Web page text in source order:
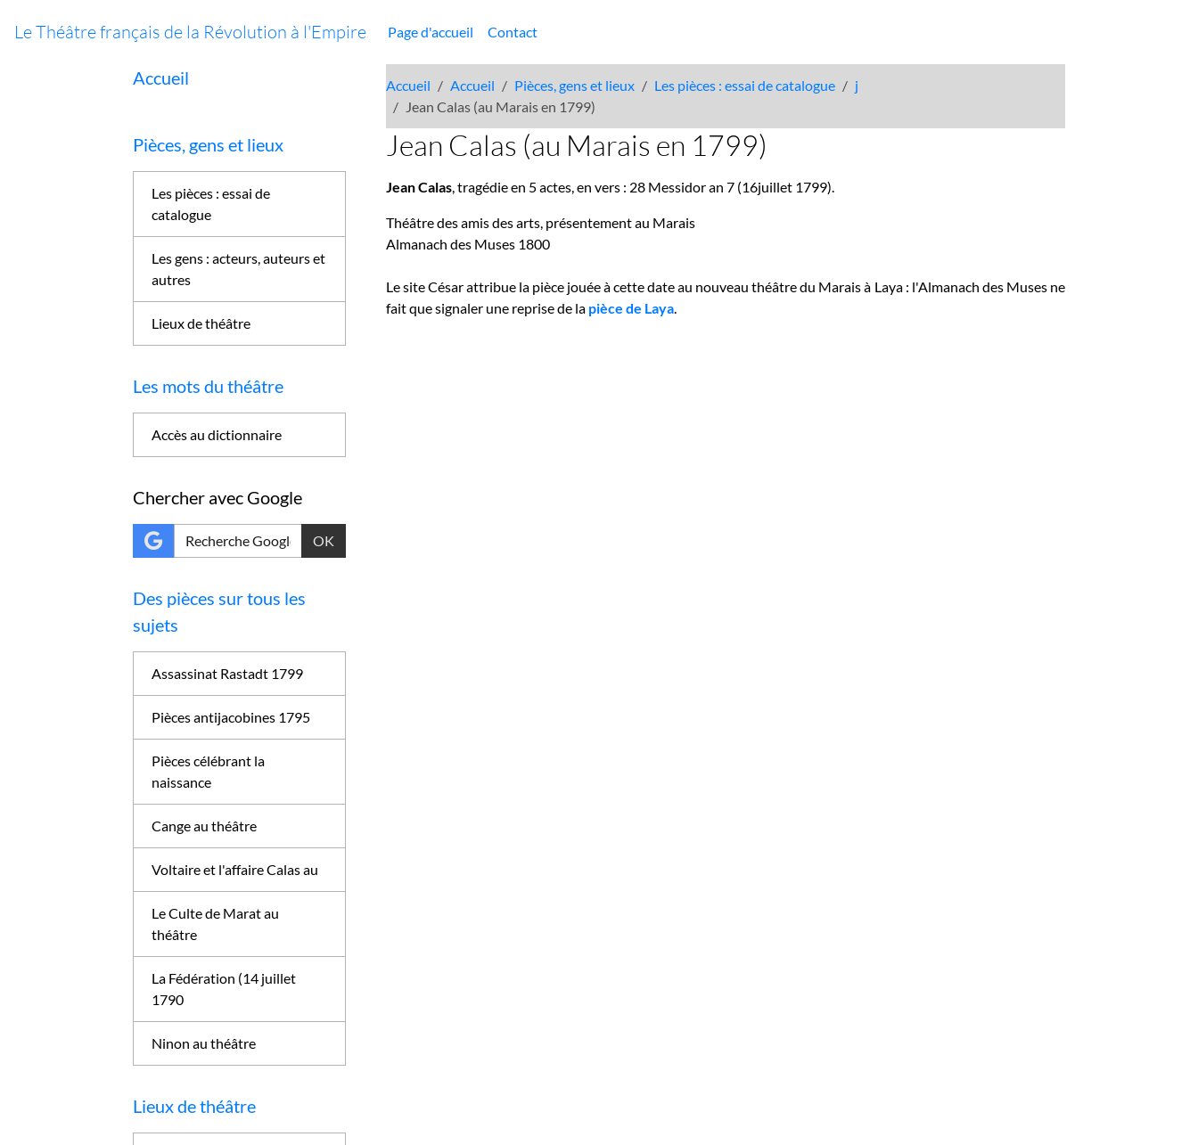
Le Théâtre français de la Révolution à l'Empire Page d'accueil Contact
Accueil Accueil Pièces, gens et lieux Les pièces : essai de catalogue
j
Jean Calas (au Marais en 1799)
Jean Calas (au Marais en 1799)
Jean Calas, tragédie en 5 actes, en vers : 28 Messidor an 7 (16juillet 1799).
Théâtre des amis des arts, présentement au Marais
Almanach des Muses 1800
Le site César attribue la pièce jouée à cette date au nouveau théâtre du Marais à Laya : l'Almanach des Muses ne
fait que signaler une reprise de la pièce de Laya.
Accueil
Pièces, gens et lieux
Les pièces : essai de
catalogue
Les gens : acteurs, auteurs et
autres
Lieux de théâtre
Les mots du théâtre
Accès au dictionnaire
Chercher avec Google
OK
Des pièces sur tous les
sujets
Assassinat Rastadt 1799
Pièces antijacobines 1795
Pièces célébrant la
naissance
Cange au théâtre
Voltaire et l'affaire Calas au
Le Culte de Marat au
théâtre
La Fédération (14 juillet
1790
Ninon au théâtre
Lieux de théâtre